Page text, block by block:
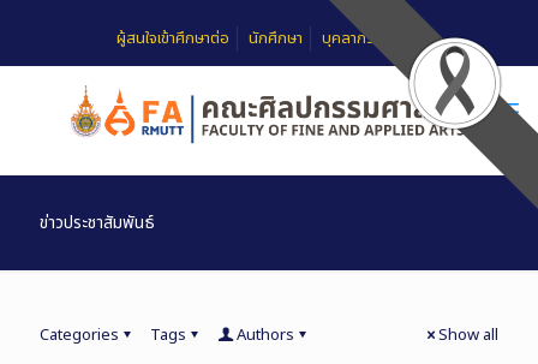
ผู้สนใจเข้าศึกษาต่อ นักศึกษา บุคลากร
ข่าวประชาสัมพันธ์
Categories Tags Authors Show all